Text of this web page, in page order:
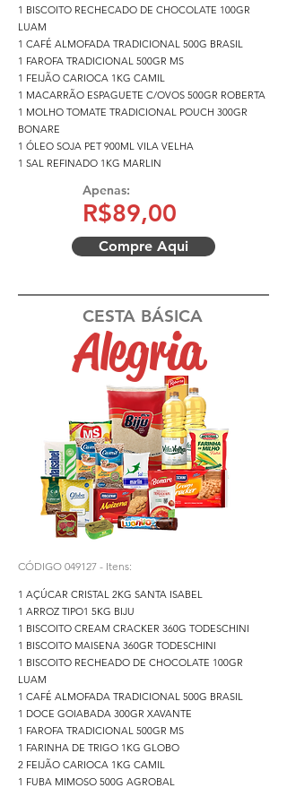
1 BISCOITO RECHECADO DE CHOCOLATE 100GR
LUAM
1 CAFÉ ALMOFADA TRADICIONAL 500G BRASIL
1 FAROFA TRADICIONAL 500GR MS
1 FEIJÃO CARIOCA 1KG CAMIL
1 MACARRÃO ESPAGUETE C/OVOS 500GR ROBERTA
1 MOLHO TOMATE TRADICIONAL POUCH 300GR
BONARE
1 ÓLEO SOJA PET 900ML VILA VELHA
1 SAL REFINADO 1KG MARLIN
Apenas:
R$89,00
Compre Aqui
Alegria
CESTA BÁSICA
CÓDIGO 049127 - Itens:
1 AÇÚCAR CRISTAL 2KG SANTA ISABEL
1 ARROZ TIPO1 5KG BIJU
1 BISCOITO CREAM CRACKER 360G TODESCHINI
1 BISCOITO MAISENA 360GR TODESCHINI
1 BISCOITO RECHEADO DE CHOCOLATE 100GR
LUAM
1 CAFÉ ALMOFADA TRADICIONAL 500G BRASIL
1 DOCE GOIABADA 300GR XAVANTE
1 FAROFA TRADICIONAL 500GR MS
1 FARINHA DE TRIGO 1KG GLOBO
2 FEIJÃO CARIOCA 1KG CAMIL
1 FUBA MIMOSO 500G AGROBAL